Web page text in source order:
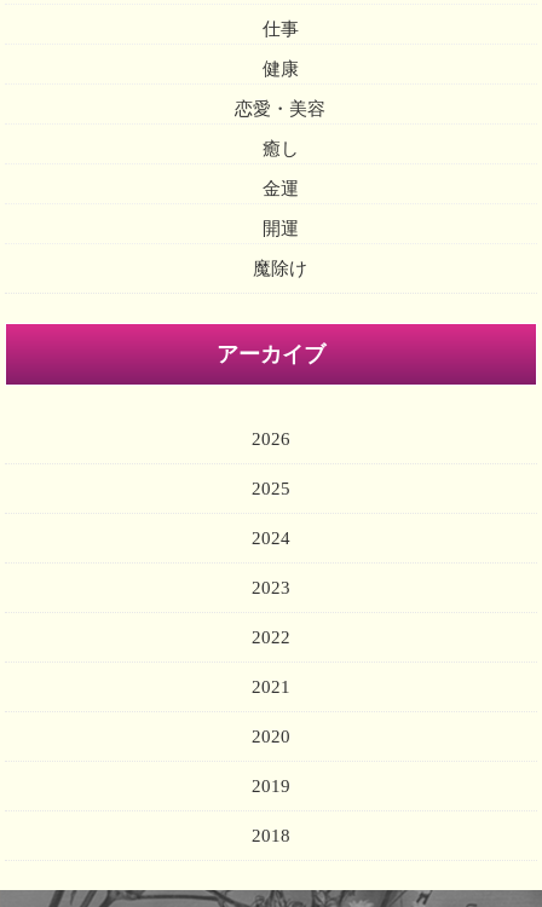
仕事
健康
恋愛・美容
癒し
金運
開運
魔除け
アーカイブ
2026
2025
2024
2023
2022
2021
2020
2019
2018